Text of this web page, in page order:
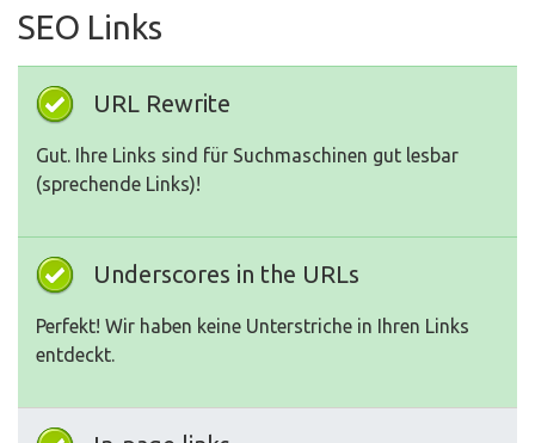
SEO Links
URL Rewrite
Gut. Ihre Links sind für Suchmaschinen gut lesbar
(sprechende Links)!
Underscores in the URLs
Perfekt! Wir haben keine Unterstriche in Ihren Links
entdeckt.